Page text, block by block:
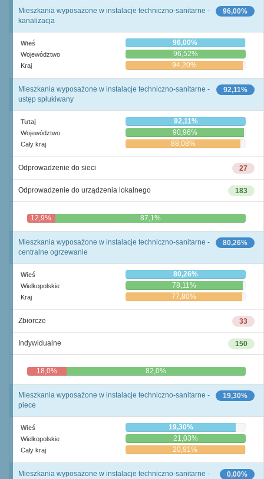
96,00%
Mieszkania wyposażone w instalacje techniczno-sanitarne -
kanalizacja
Wieś 96,00%
Województwo 96,52%
Kraj 94,20%
92,11%
Mieszkania wyposażone w instalacje techniczno-sanitarne -
ustęp spłukiwany
Tutaj 92,11%
Województwo 90,96%
Cały kraj 88,08%
27
Odprowadzenie do sieci
183
Odprowadzenie do urządzenia lokalnego
12,9% 87,1%
80,26%
Mieszkania wyposażone w instalacje techniczno-sanitarne -
centralne ogrzewanie
Wieś 80,26%
Wielkopolskie 78,11%
Kraj 77,80%
33
Zbiorcze
150
Indywidualne
18,0% 82,0%
19,30%
Mieszkania wyposażone w instalacje techniczno-sanitarne -
piece
Wieś 19,30%
Wielkopolskie 21,03%
Cały kraj 20,91%
0,00%
Mieszkania wyposażone w instalacje techniczno-sanitarne -